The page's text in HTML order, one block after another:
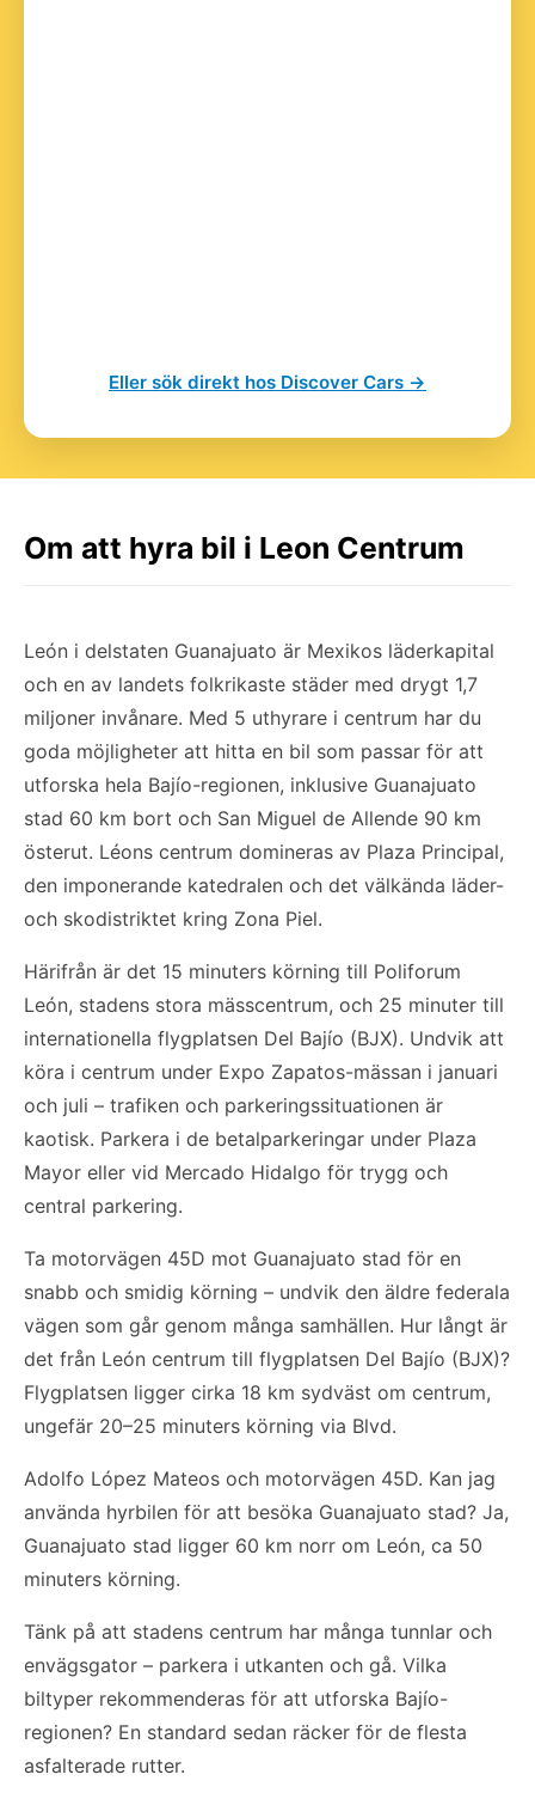
Eller sök direkt hos Discover Cars →
Om att hyra bil i Leon Centrum
León i delstaten Guanajuato är Mexikos läderkapital
och en av landets folkrikaste städer med drygt 1,7
miljoner invånare. Med 5 uthyrare i centrum har du
goda möjligheter att hitta en bil som passar för att
utforska hela Bajío-regionen, inklusive Guanajuato
stad 60 km bort och San Miguel de Allende 90 km
österut. Léons centrum domineras av Plaza Principal,
den imponerande katedralen och det välkända läder-
och skodistriktet kring Zona Piel.
Härifrån är det 15 minuters körning till Poliforum
León, stadens stora mässcentrum, och 25 minuter till
internationella flygplatsen Del Bajío (BJX). Undvik att
köra i centrum under Expo Zapatos-mässan i januari
och juli – trafiken och parkeringssituationen är
kaotisk. Parkera i de betalparkeringar under Plaza
Mayor eller vid Mercado Hidalgo för trygg och
central parkering.
Ta motorvägen 45D mot Guanajuato stad för en
snabb och smidig körning – undvik den äldre federala
vägen som går genom många samhällen. Hur långt är
det från León centrum till flygplatsen Del Bajío (BJX)?
Flygplatsen ligger cirka 18 km sydväst om centrum,
ungefär 20–25 minuters körning via Blvd.
Adolfo López Mateos och motorvägen 45D. Kan jag
använda hyrbilen för att besöka Guanajuato stad? Ja,
Guanajuato stad ligger 60 km norr om León, ca 50
minuters körning.
Tänk på att stadens centrum har många tunnlar och
envägsgator – parkera i utkanten och gå. Vilka
biltyper rekommenderas för att utforska Bajío-
regionen? En standard sedan räcker för de flesta
asfalterade rutter.